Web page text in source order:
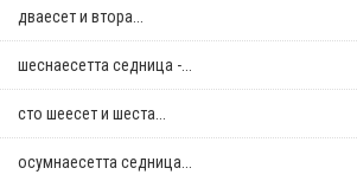
дваесет и втора...
шеснаесетта седница -...
сто шеесет и шеста...
осумнaесетта седница...